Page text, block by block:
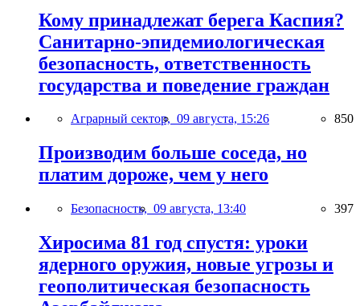
Кому принадлежат берега Каспия?
Санитарно-эпидемиологическая
безопасность, ответственность
государства и поведение граждан
Аграрный сектор, 09 августа, 15:26 850
Производим больше соседа, но
платим дороже, чем у него
Безопасность, 09 августа, 13:40 397
Хиросима 81 год спустя: уроки
ядерного оружия, новые угрозы и
геополитическая безопасность